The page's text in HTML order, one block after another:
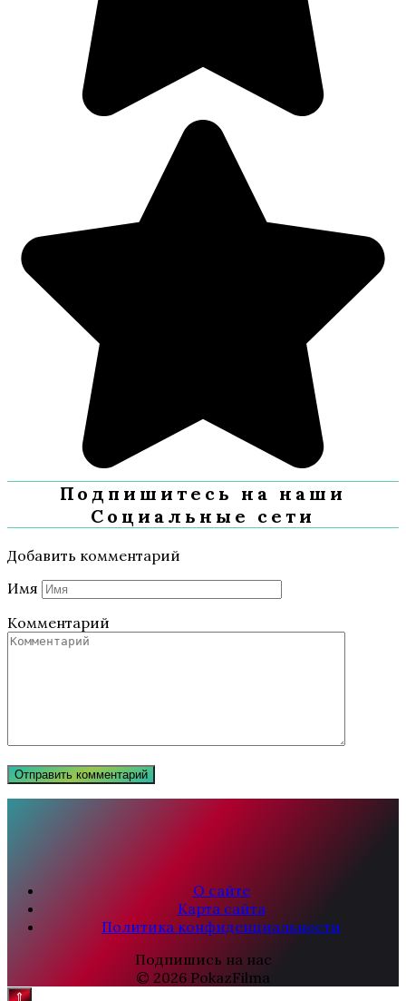
Подпишитесь на наши
Социальные сети
Добавить комментарий
Имя
Комментарий
О сайте
Карта сайта
Политика конфиденциальности
Подпишись на нас
© 2026 PokazFilma